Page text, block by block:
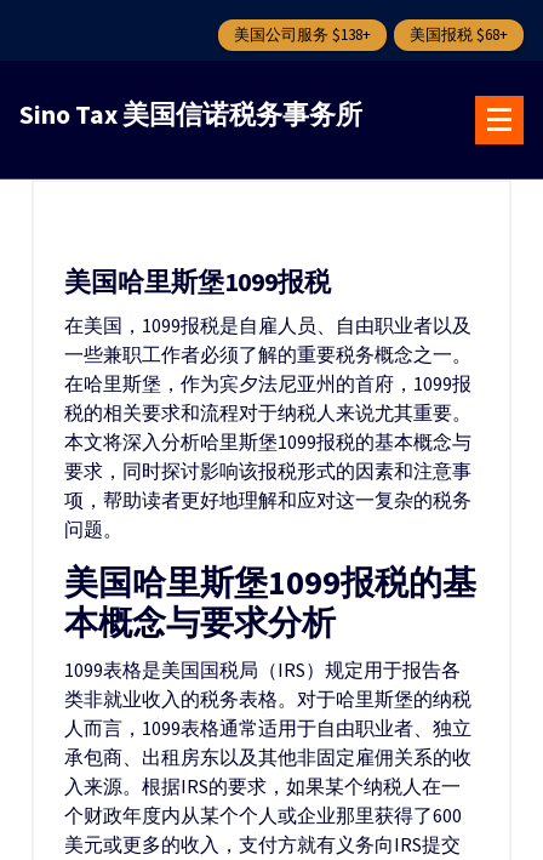
美国公司服务 $138+ 美国报税 $68+
Sino Tax 美国信诺税务事务所
美国哈里斯堡1099报税
在美国，1099报税是自雇人员、自由职业者以及
一些兼职工作者必须了解的重要税务概念之一。
在哈里斯堡，作为宾夕法尼亚州的首府，1099报
税的相关要求和流程对于纳税人来说尤其重要。
本文将深入分析哈里斯堡1099报税的基本概念与
要求，同时探讨影响该报税形式的因素和注意事
项，帮助读者更好地理解和应对这一复杂的税务
问题。
美国哈里斯堡1099报税的基
本概念与要求分析
1099表格是美国国税局（IRS）规定用于报告各
类非就业收入的税务表格。对于哈里斯堡的纳税
人而言，1099表格通常适用于自由职业者、独立
承包商、出租房东以及其他非固定雇佣关系的收
入来源。根据IRS的要求，如果某个纳税人在一
个财政年度内从某个个人或企业那里获得了600
美元或更多的收入，支付方就有义务向IRS提交